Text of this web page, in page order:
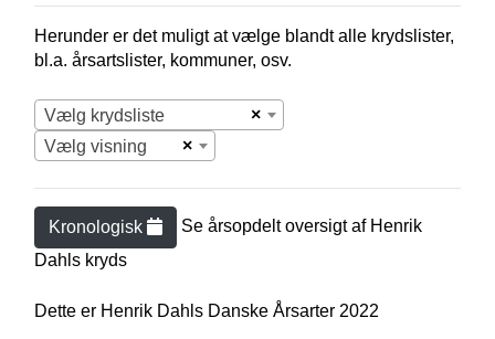
Herunder er det muligt at vælge blandt alle krydslister,
bl.a. årsartslister, kommuner, osv.
×
Vælg krydsliste
×
Vælg visning
Kronologisk Se årsopdelt oversigt af Henrik
Dahl s kryds
Dette er Henrik Dahls Danske Årsarter 2022